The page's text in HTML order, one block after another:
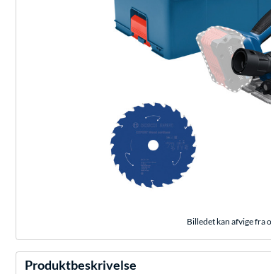
Billedet kan afvige fra
Produktbeskrivelse